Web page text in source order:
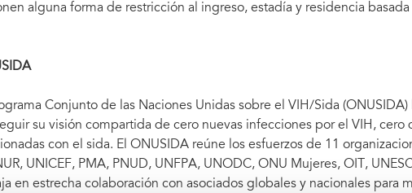
alguna forma de restricción al ingreso, estadía y residencia
Conjunto de las Naciones Unidas sobre el VIH/Sida
su visión compartida de cero nuevas infecciones por el VIH, cero
con el sida. El ONUSIDA reúne los esfuerzos de 11
UNICEF, PMA, PNUD, UNFPA, UNODC, ONU Mujeres, OIT,
en estrecha colaboración con asociados globales y nacionales para